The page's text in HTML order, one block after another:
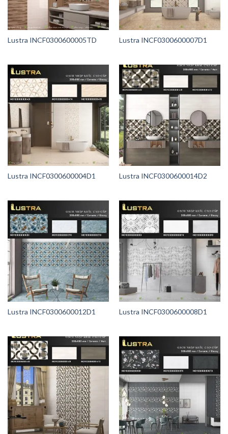
Lustra INCF0300600005TD Lustra INCF0300600007D1
Lustra INCF0300600004D1 Lustra INCF0300600014D2
Lustra INCF0300600012D1 Lustra INCF0300600008D1